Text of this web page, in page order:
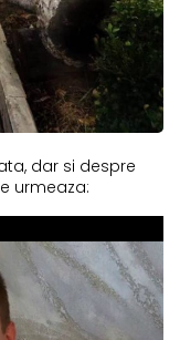
dar si despre
urmeaza: